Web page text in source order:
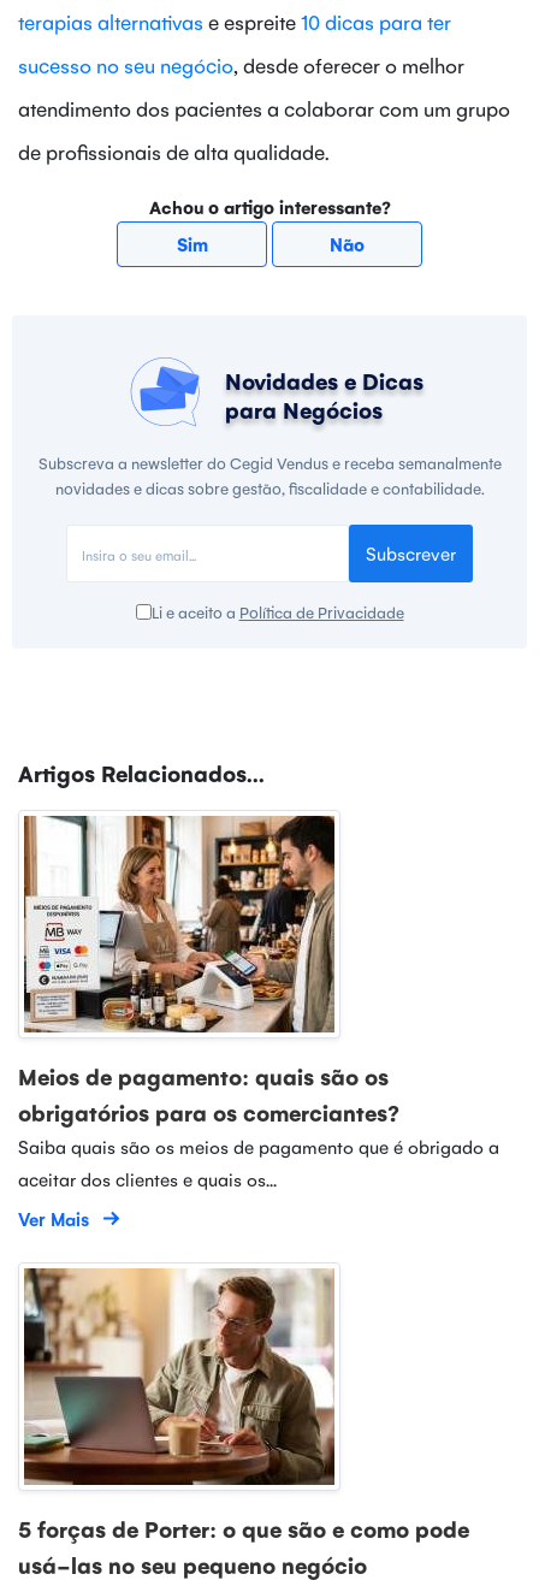
terapias alternativas e espreite10 dicas para ter
sucesso no seu negócio, desde oferecer o melhor
atendimento dos pacientes a colaborar com um grupo
de profissionais de alta qualidade.
Achou o artigo interessante?
Sim
Não
Novidades e Dicas
para Negócios
Subscreva a newsletter do Cegid Vendus e receba semanalmente
novidades e dicas sobre gestão, fiscalidade e contabilidade.
Subscrever
Li e aceito a Política de Privacidade
Artigos Relacionados...
Meios de pagamento: quais são os
obrigatórios para os comerciantes?
Saiba quais são os meios de pagamento que é obrigado a
aceitar dos clientes e quais os...
Ver Mais
5 forças de Porter: o que são e como pode
usá-las no seu pequeno negócio